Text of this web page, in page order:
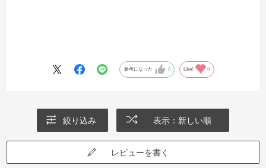
参考になった 0 Like! 0
絞り込み 表示：新しい順
レビューを書く